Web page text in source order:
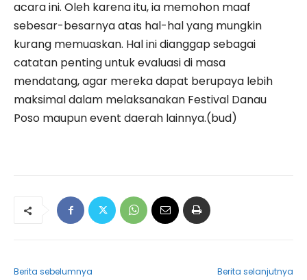
acara ini. Oleh karena itu, ia memohon maaf
sebesar-besarnya atas hal-hal yang mungkin
kurang memuaskan. Hal ini dianggap sebagai
catatan penting untuk evaluasi di masa
mendatang, agar mereka dapat berupaya lebih
maksimal dalam melaksanakan Festival Danau
Poso maupun event daerah lainnya.(bud)
Berita sebelumnya Berita selanjutnya